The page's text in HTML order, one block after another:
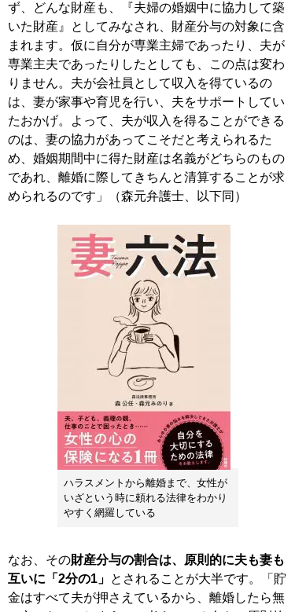
ず、どんな財産も、『夫婦の婚姻中に協力して築
いた財産』としてみなされ、財産分与の対象に含
まれます。仮に自分が専業主婦であったり、夫が
専業主夫であったりしたとしても、この点は変わ
りません。夫が会社員として収入を得ているの
は、妻が家事や育児を行い、夫をサポートしてい
たおかげ。よって、夫が収入を得ることができる
のは、妻の協力があってこそだと考えられるた
め、婚姻期間中に得た財産は名義がどちらのもの
であれ、離婚に際してきちんと清算することが求
められるのです」（森元弁護士、以下同）
ハラスメントから離婚まで、女性が
いざという時に頼れる法律をわかり
やすく網羅している
なお、その財産分与の割合は、原則的に夫も妻も
互いに「2分の1」 とされることが大半です。「貯
金はすべて夫が押さえているから、離婚したら無